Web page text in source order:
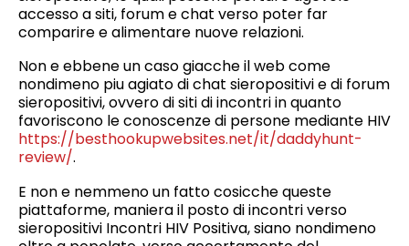
accesso a siti, forum e chat verso poter far
comparire e alimentare nuove relazioni.
Non e ebbene un caso giacche il web come
nondimeno piu agiato di chat sieropositivi e di forum
sieropositivi, ovvero di siti di incontri in quanto
favoriscono le conoscenze di persone mediante HIV
https://besthookupwebsites.net/it/daddyhunt-
review/.
E non e nemmeno un fatto cosicche queste
piattaforme, maniera il posto di incontri verso
sieropositivi Incontri HIV Positiva, siano nondimeno